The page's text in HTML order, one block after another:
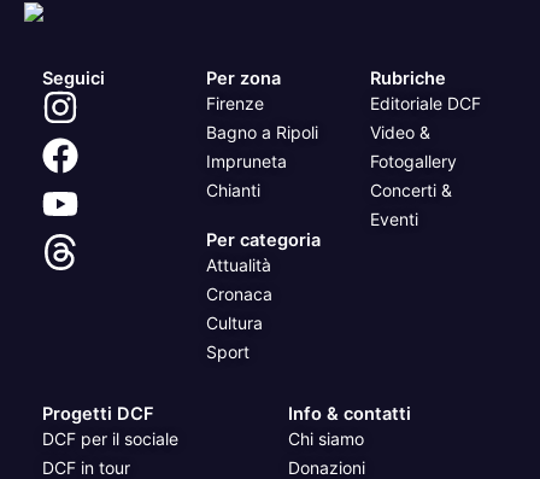
Seguici Per zona
Firenze
Bagno a Ripoli
Impruneta
Chianti
Per categoria
Attualità
Cronaca
Cultura
Sport
Rubriche
Editoriale DCF
Video &
Fotogallery
Concerti &
Eventi
Progetti DCF
DCF per il sociale
DCF in tour
Info & contatti
Chi siamo
Donazioni